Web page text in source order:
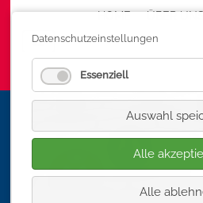
HOME ÜBER
Datenschutzeinstellungen
Essenziell
Auswahl
Alle
Alle